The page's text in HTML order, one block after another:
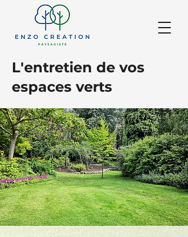
L'entretien de vos
espaces verts